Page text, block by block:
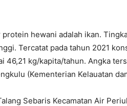
protein hewani adalah ikan.
Tercatat pada tahun 2021
46,21 kg/kapita/tahun. Angka
(Kementerian Kelauatan
Sebaris Kecamatan Air